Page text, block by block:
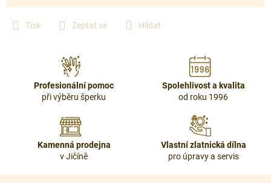
Tisk Zeptat se Hlídat
Profesionální pomoc
při výběru šperku
Spolehlivost a kvalita
od roku 1996
Kamenná prodejna
v Jičíně
Vlastní zlatnická dílna
pro úpravy a servis